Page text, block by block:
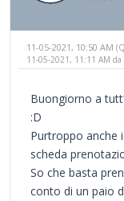
11-05-2021, 10:50 AM
11-05-2021, 11:11 AM da
Buongiorno a
:D
Purtroppo anche
scheda
So che basta
conto di un paio